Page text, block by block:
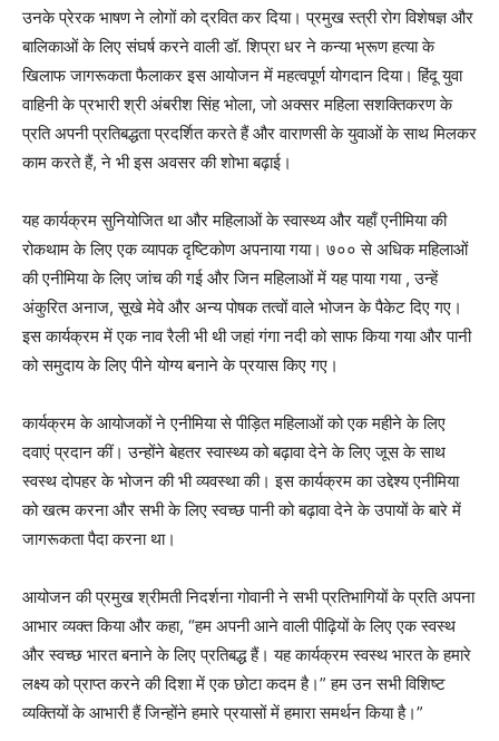
उनके प्रेरक भाषण ने लोगों को द्रवित कर दिया। प्रमुख स्त्री रोग विशेषज्ञ और
बालिकाओं के लिए संघर्ष करने वाली डॉ. शिप्रा धर ने कन्या भ्रूण हत्या के
खिलाफ जागरूकता फैलाकर इस आयोजन में महत्वपूर्ण योगदान दिया। हिंदू युवा
वाहिनी के प्रभारी श्री अंबरीश सिंह भोला, जो अक्सर महिला सशक्तिकरण के
प्रति अपनी प्रतिबद्धता प्रदर्शित करते हैं और वाराणसी के युवाओं के साथ मिलकर
काम करते हैं, ने भी इस अवसर की शोभा बढ़ाई।
यह कार्यक्रम सुनियोजित था और महिलाओं के स्वास्थ्य और यहाँ एनीमिया की
रोकथाम के लिए एक व्यापक दृष्टिकोण अपनाया गया। ७०० से अधिक महिलाओं
की एनीमिया के लिए जांच की गई और जिन महिलाओं में यह पाया गया , उन्हें
अंकुरित अनाज, सूखे मेवे और अन्य पोषक तत्वों वाले भोजन के पैकेट दिए गए।
इस कार्यक्रम में एक नाव रैली भी थी जहां गंगा नदी को साफ किया गया और पानी
को समुदाय के लिए पीने योग्य बनाने के प्रयास किए गए।
कार्यक्रम के आयोजकों ने एनीमिया से पीड़ित महिलाओं को एक महीने के लिए
दवाएं प्रदान कीं। उन्होंने बेहतर स्वास्थ्य को बढ़ावा देने के लिए जूस के साथ
स्वस्थ दोपहर के भोजन की भी व्यवस्था की। इस कार्यक्रम का उद्देश्य एनीमिया
को खत्म करना और सभी के लिए स्वच्छ पानी को बढ़ावा देने के उपायों के बारे में
जागरूकता पैदा करना था।
आयोजन की प्रमुख श्रीमती निदर्शना गोवानी ने सभी प्रतिभागियों के प्रति अपना
आभार व्यक्त किया और कहा, “हम अपनी आने वाली पीढ़ियों के लिए एक स्वस्थ
और स्वच्छ भारत बनाने के लिए प्रतिबद्ध हैं। यह कार्यक्रम स्वस्थ भारत के हमारे
लक्ष्य को प्राप्त करने की दिशा में एक छोटा कदम है।” हम उन सभी विशिष्ट
व्यक्तियों के आभारी हैं जिन्होंने हमारे प्रयासों में हमारा समर्थन किया है।”